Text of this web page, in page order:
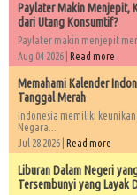
Paylater Makin Menjepit,
dari Utang Konsumtif?
Paylater makin menjepit
Aug 04 2026 | Read more
Memahami Kalender
Tanggal Merah
Indonesia memiliki
Negara...
Jul 28 2026 | Read more
Liburan Dalam Negeri
Tersembunyi yang Layak